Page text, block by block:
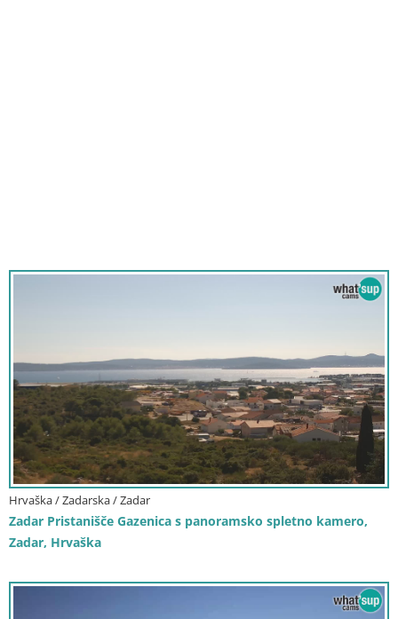
Hrvaška / Zadarska / Zadar
Zadar Pristanišče Gazenica s panoramsko spletno kamero,
Zadar, Hrvaška